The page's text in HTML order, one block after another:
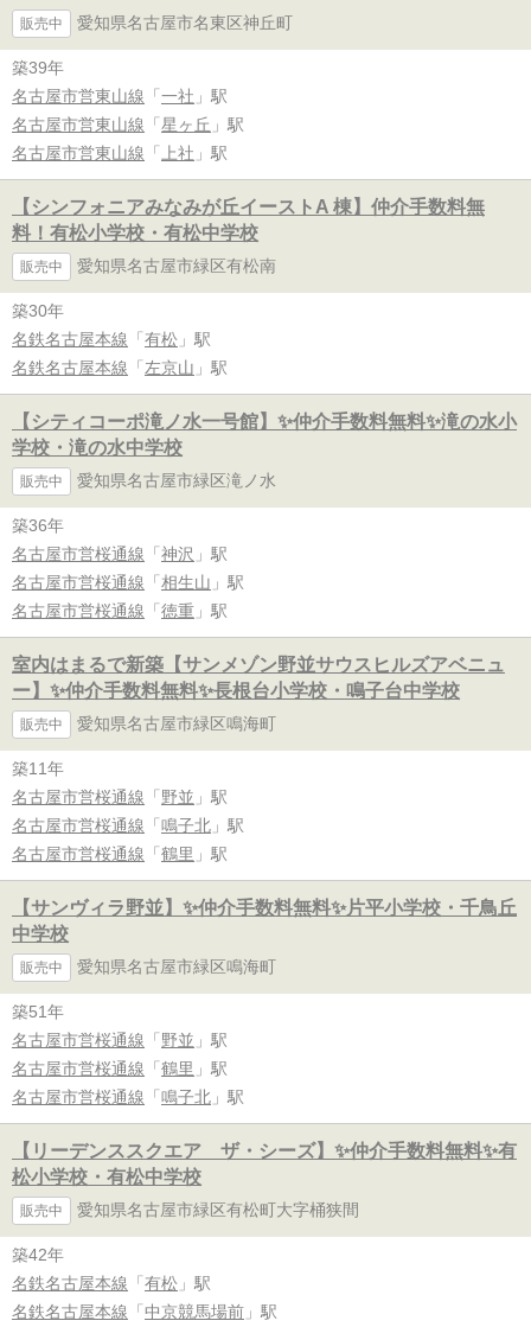
販売中 愛知県名古屋市名東区神丘町
築39年
名古屋市営東山線 「 一社 」駅
名古屋市営東山線 「 星ヶ丘 」駅
名古屋市営東山線 「 上社 」駅
【シンフォニアみなみが丘イーストA 棟】仲介手数料無
料！有松小学校・有松中学校
販売中 愛知県名古屋市緑区有松南
築30年
名鉄名古屋本線 「 有松 」駅
名鉄名古屋本線 「 左京山 」駅
【シティコーポ滝ノ水一号館】✨️仲介手数料無料✨️滝の水小
学校・滝の水中学校
販売中 愛知県名古屋市緑区滝ノ水
築36年
名古屋市営桜通線 「 神沢 」駅
名古屋市営桜通線 「 相生山 」駅
名古屋市営桜通線 「 徳重 」駅
室内はまるで新築【サンメゾン野並サウスヒルズアベニュ
ー】✨️仲介手数料無料✨️長根台小学校・鳴子台中学校
販売中 愛知県名古屋市緑区鳴海町
築11年
名古屋市営桜通線 「 野並 」駅
名古屋市営桜通線 「 鳴子北 」駅
名古屋市営桜通線 「 鶴里 」駅
【サンヴィラ野並】✨️仲介手数料無料✨️片平小学校・千鳥丘
中学校
販売中 愛知県名古屋市緑区鳴海町
築51年
名古屋市営桜通線 「 野並 」駅
名古屋市営桜通線 「 鶴里 」駅
名古屋市営桜通線 「 鳴子北 」駅
【リーデンススクエア ザ・シーズ】✨️仲介手数料無料✨️有
松小学校・有松中学校
販売中 愛知県名古屋市緑区有松町大字桶狭間
築42年
名鉄名古屋本線 「 有松 」駅
名鉄名古屋本線 「 中京競馬場前 」駅